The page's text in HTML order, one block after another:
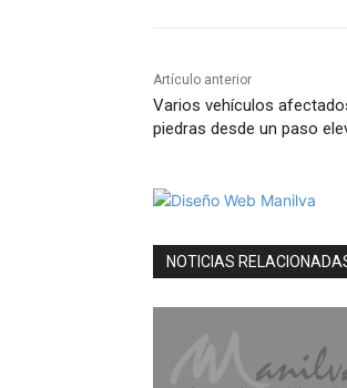
Artículo anterior
Varios vehículos
piedras desde un paso
NOTICIAS